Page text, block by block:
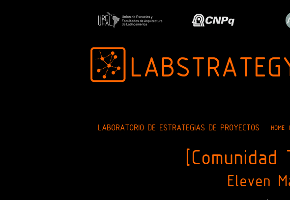
LABORATORIO DE ESTRATEGIAS DE PROYECTOS HOME
Eleven